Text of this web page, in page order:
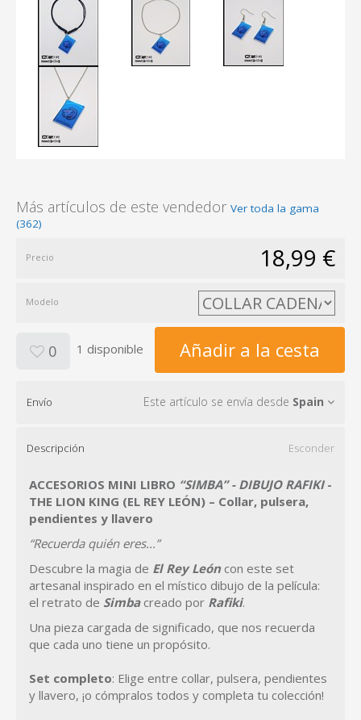
Más artículos de este vendedor Ver toda la gama
(362)
Precio 18,99 €
Modelo
0 1 disponible Añadir a la cesta
Envío Este artículo se envía desde Spain
Descripción Esconder
ACCESORIOS MINI LIBRO “SIMBA” - DIBUJO RAFIKI-
THE LION KING (EL REY LEÓN) – Collar, pulsera,
pendientes y llavero
“Recuerda quién eres...”
Descubre la magia de El Rey Leóncon este set
artesanal inspirado en el místico dibujo de la película:
el retrato de Simbacreado por Rafiki.
Una pieza cargada de significado, que nos recuerda
que cada uno tiene un propósito.
Set completo: Elige entre collar, pulsera, pendientes
y llavero, ¡o cómpralos todos y completa tu colección!